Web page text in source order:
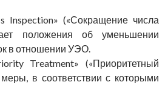
Inspection» («Сокращение числа
положения об уменьшении
в отношении УЭО.
Treatment» («Приоритетный
в соответствии с которыми